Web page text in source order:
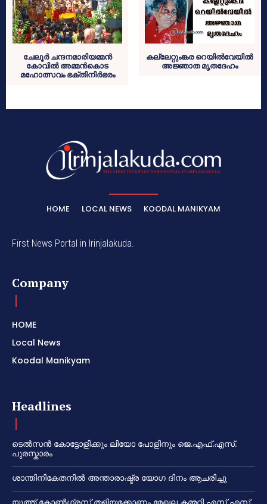
ചേലൂര്‍ ചന്ദനമാരിയമ്മന്‍
കോവില്‍ അമ്മന്‍കൊട
മഹോത്സവം ഭക്തിനിര്‍ഭരം
കല്ലേറ്റുംങ്കര റെയില്‍വേയില്‍
അജ്ഞാത മൃതദേഹം
HOME LOCAL NEWS KOODAL MANIKYAM
First News Portal in Irinjalakuda.
Company
HOME
Local News
Koodal Manikyam
Headlines
ടെൽസൻ കോട്ടോളിക്കും ലിയോ പോളിനും ജെ.എഫ്.എസ്.
പുരസ്കാരം
ശാന്തിനികേതനിൽ അന്താരാഷ്ട്ര യോഗ ദിനം ആചരിച്ചു